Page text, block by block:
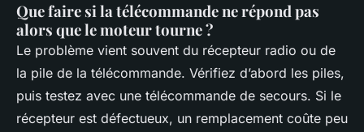
Que faire si la télécommande ne répond pas
alors que le moteur tourne ?
Le problème vient souvent du récepteur radio ou de
la pile de la télécommande. Vérifiez d’abord les piles,
puis testez avec une télécommande de secours. Si le
récepteur est défectueux, un remplacement coûte peu